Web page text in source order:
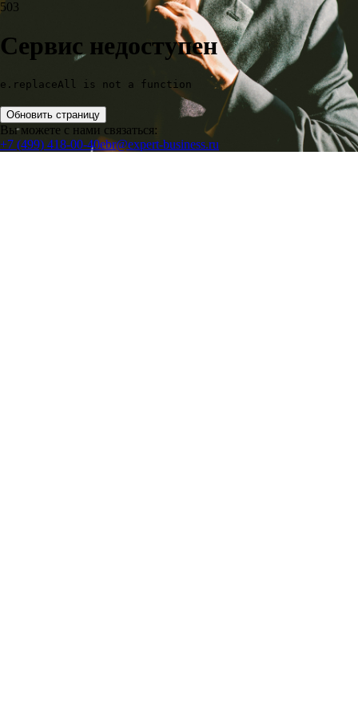
503
Сервис недоступен
e.replaceAll is not a function
Обновить страницу
Вы можете с нами связаться:
+7 (499) 418-00-40ebr@expert-business.ru